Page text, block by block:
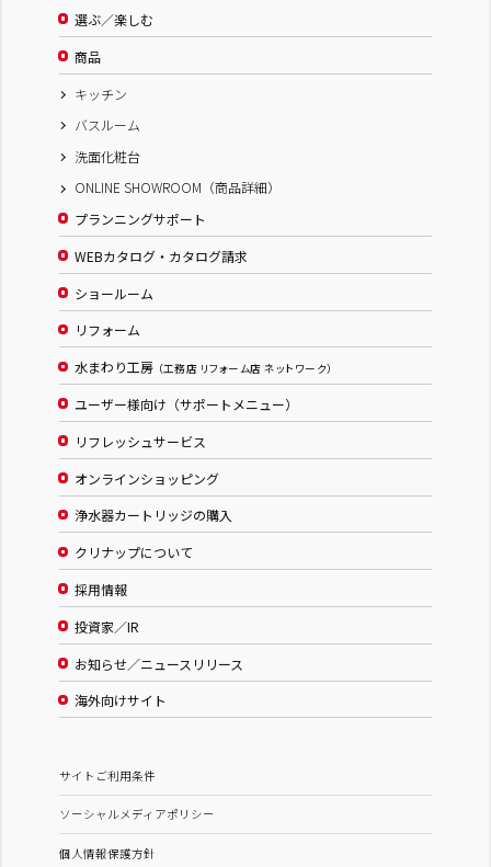
選ぶ／楽しむ
商品
キッチン
バスルーム
洗面化粧台
ONLINE SHOWROOM（商品詳細）
プランニングサポート
WEBカタログ・カタログ請求
ショールーム
リフォーム
水まわり工房 （工務店 リフォーム店 ネットワーク）
ユーザー様向け（サポートメニュー）
リフレッシュサービス
オンラインショッピング
浄水器カートリッジの購入
クリナップについて
採用情報
投資家／IR
お知らせ／ニュースリリース
海外向けサイト
サイトご利用条件
ソーシャルメディアポリシー
個人情報保護方針